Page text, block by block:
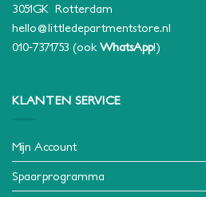
3051GK Rotterdam
hello@littledepartmentstore.nl
010-7371753 (ook WhatsApp!)
KLANTEN SERVICE
Mijn Account
Spaarprogramma